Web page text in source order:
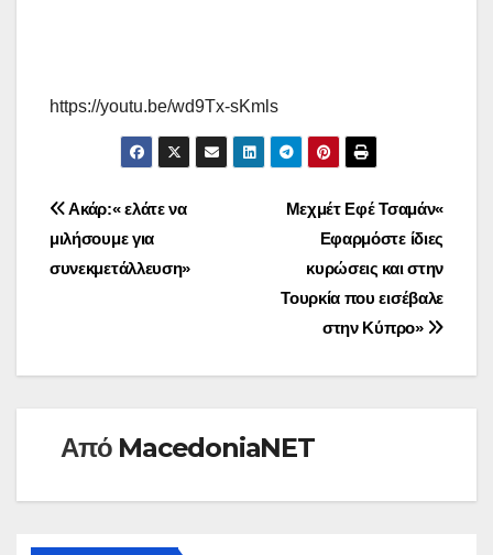
https://youtu.be/wd9Tx-sKmls
Πλοήγηση
άρθρων
Μεχμέτ Εφέ Τσαμάν«
Εφαρμόστε ίδιες
κυρώσεις και στην
Τουρκία που εισέβαλε
στην Κύπρο»
Ακάρ:« ελάτε να
μιλήσουμε για
συνεκμετάλλευση»
Από MacedoniaNET